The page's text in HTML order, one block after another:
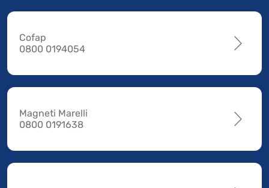
Cofap
0800 0194054
Magneti Marelli
0800 0191638